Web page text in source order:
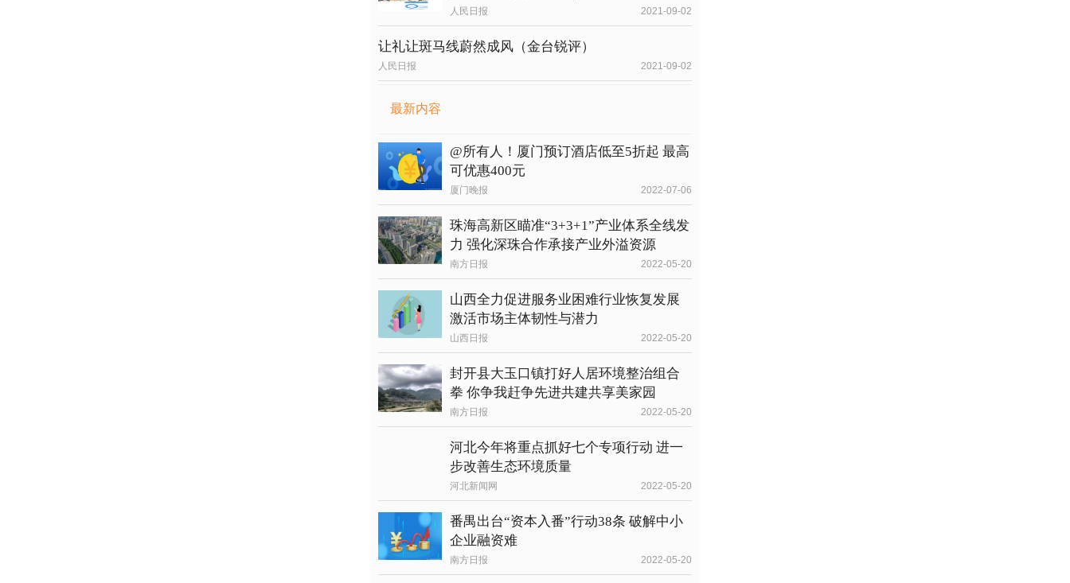
人民日报 2021-09-02
让礼让斑马线蔚然成风（金台锐评）
人民日报 2021-09-02
最新内容
@所有人！厦门预订酒店低至5折起 最高
可优惠400元
厦门晚报 2022-07-06
珠海高新区瞄准“3+3+1”产业体系全线发
力 强化深珠合作承接产业外溢资源
南方日报 2022-05-20
山西全力促进服务业困难行业恢复发展
激活市场主体韧性与潜力
山西日报 2022-05-20
封开县大玉口镇打好人居环境整治组合
拳 你争我赶争先进共建共享美家园
南方日报 2022-05-20
河北今年将重点抓好七个专项行动 进一
步改善生态环境质量
河北新闻网 2022-05-20
番禺出台“资本入番”行动38条 破解中小
企业融资难
南方日报 2022-05-20